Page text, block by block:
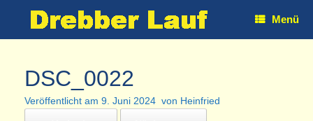
Menü
DSC_0022
Veröffentlicht am 9. Juni 2024 von Heinfried